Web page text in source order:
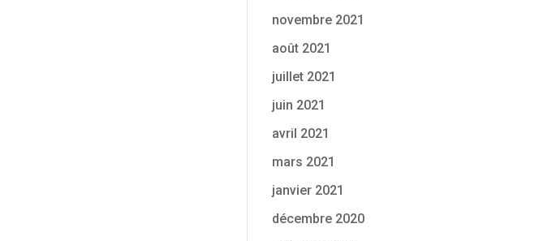
novembre 2021
août 2021
juillet 2021
juin 2021
avril 2021
mars 2021
janvier 2021
décembre 2020